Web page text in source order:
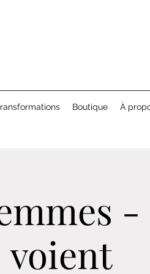
Boutique À
voient